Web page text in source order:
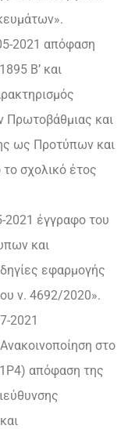
2021 απόφαση
Β’ και
Πρωτοβάθμιας και
ως Προτύπων και
σχολικό έτος
2021 έγγραφο του
και
εφαρμογής
ν. 4692/2020».
2021
στο
απόφαση της